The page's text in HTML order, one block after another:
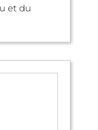
et du